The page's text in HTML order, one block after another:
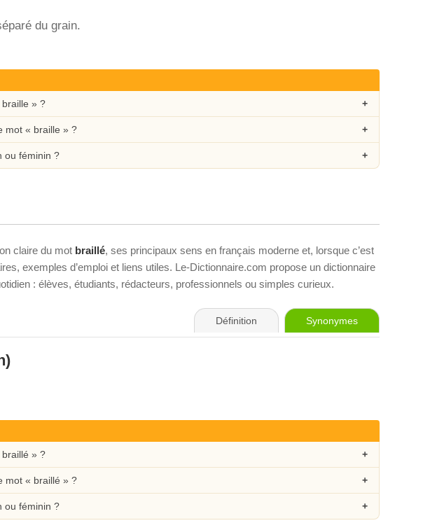
du grain.
» ?
mot « braille » ?
ou féminin ?
claire du mot braillé, ses principaux sens en français moderne et, lorsque c’est
exemples d’emploi et liens utiles. Le-Dictionnaire.com propose un dictionnaire
: élèves, étudiants, rédacteurs, professionnels ou simples curieux.
Définition Synonymes
» ?
mot « braillé » ?
ou féminin ?